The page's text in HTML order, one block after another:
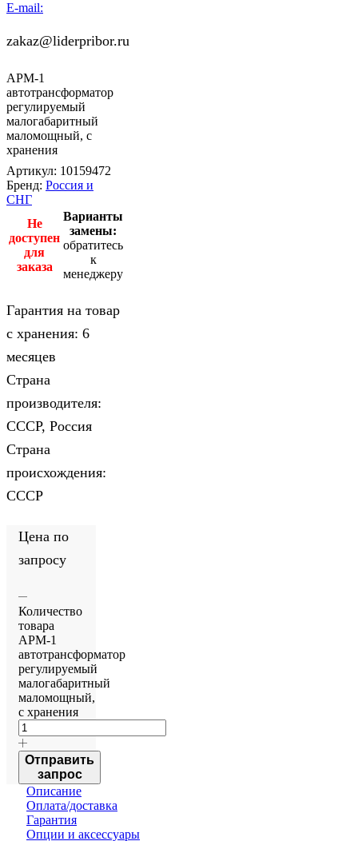
E-mail:
zakaz@liderpribor.ru
АРМ-1
автотрансформатор
регулируемый
малогабаритный
маломощный, с
хранения
Артикул: 10159472
Бренд: Россия и
СНГ
Не
доступен
для
заказа
Варианты
замены:
обратитесь
к
менеджеру
Гарантия на товар
с хранения: 6
месяцев
Страна
производителя:
СССР, Россия
Страна
происхождения:
СССР
Цена по
запросу
Количество
товара
АРМ-1
автотрансформатор
регулируемый
малогабаритный
маломощный,
с хранения
Отправить
запрос
Описание
Оплата/доставка
Гарантия
Опции и аксессуары